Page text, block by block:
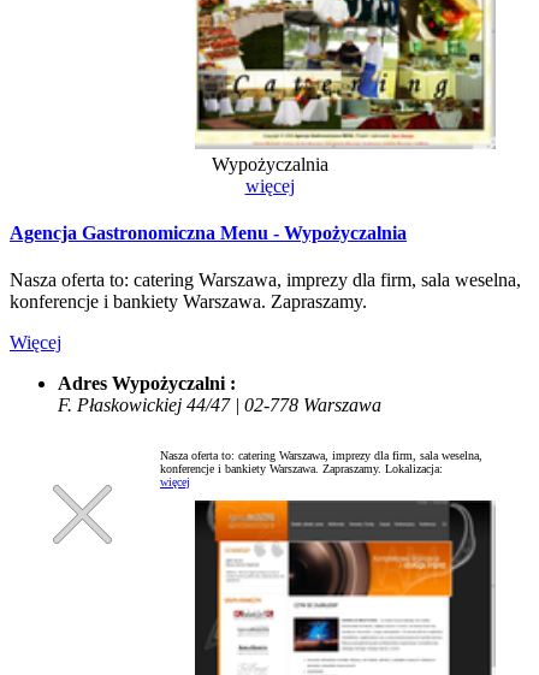
Wypożyczalnia
więcej
Agencja Gastronomiczna Menu - Wypożyczalnia
Nasza oferta to: catering Warszawa, imprezy dla firm, sala weselna,
konferencje i bankiety Warszawa. Zapraszamy.
Więcej
Adres Wypożyczalni :
F. Płaskowickiej 44/47 | 02-778 Warszawa
Nasza oferta to: catering Warszawa, imprezy dla firm, sala weselna,
konferencje i bankiety Warszawa. Zapraszamy. Lokalizacja:
więcej